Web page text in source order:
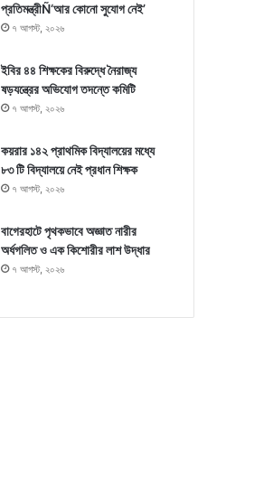
প্রতিমন্ত্রীÑ‘আর কোনো সুযোগ নেই’
৭ আগস্ট, ২০২৬
ইবির ৪৪ শিক্ষকের বিরুদ্ধে নৈরাজ্য
ষড়যন্ত্রের অভিযোগ তদন্তে কমিটি
৭ আগস্ট, ২০২৬
কয়রার ১৪২ প্রাথমিক বিদ্যালয়ের মধ্যে
৮৩ টি বিদ্যালয়ে নেই প্রধান শিক্ষক
৭ আগস্ট, ২০২৬
বাগেরহাটে পৃথকভাবে অজ্ঞাত নারীর
অর্ধগলিত ও এক কিশোরীর লাশ উদ্ধার
৭ আগস্ট, ২০২৬